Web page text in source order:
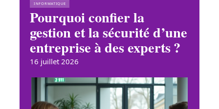
INFORMATIQUE
Pourquoi confier la
gestion et la sécurité d’une
entreprise à des experts ?
16 juillet 2026